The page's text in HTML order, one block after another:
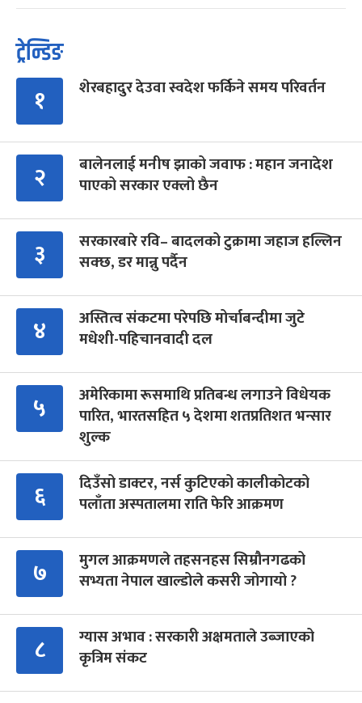
ट्रेन्डिङ
१ शेरबहादुर देउवा स्वदेश फर्किने समय परिवर्तन
२
बालेनलाई मनीष झाको जवाफ : महान जनादेश
पाएको सरकार एक्लो छैन
३
सरकारबारे रवि– बादलको टुक्रामा जहाज हल्लिन
सक्छ, डर मान्नु पर्दैन
४
अस्तित्व संकटमा परेपछि मोर्चाबन्दीमा जुटे
मधेशी-पहिचानवादी दल
५
अमेरिकामा रूसमाथि प्रतिबन्ध लगाउने विधेयक
पारित, भारतसहित ५ देशमा शतप्रतिशत भन्सार
शुल्क
६
दिउँसो डाक्टर, नर्स कुटिएको कालीकोटको
पलाँता अस्पतालमा राति फेरि आक्रमण
७
मुगल आक्रमणले तहसनहस सिम्रौनगढको
सभ्यता नेपाल खाल्डोले कसरी जोगायो ?
८
ग्यास अभाव : सरकारी अक्षमताले उब्जाएको
कृत्रिम संकट